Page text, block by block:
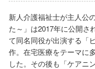
新人介護福祉士が主人公
た～」は2017年に公開さ
て同名同役が出演する「
作。在宅医療をテーマに
した。その後も「ケアニ